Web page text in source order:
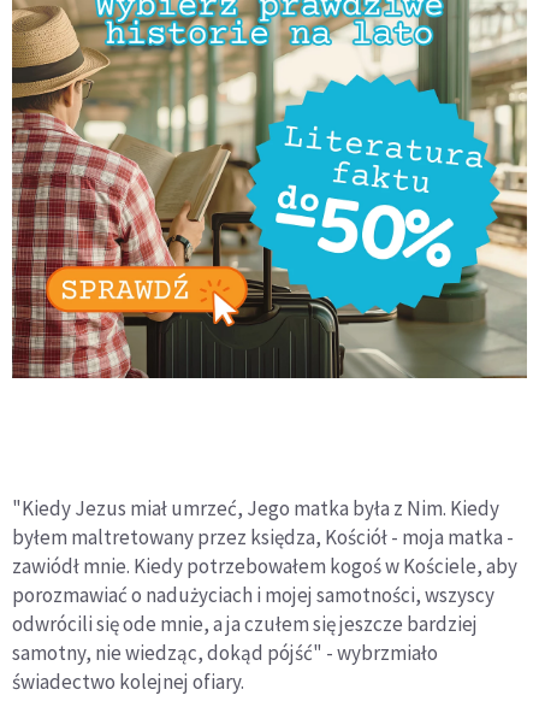
"Kiedy Jezus miał umrzeć, Jego matka była z Nim. Kiedy
byłem maltretowany przez księdza, Kościół - moja matka -
zawiódł mnie. Kiedy potrzebowałem kogoś w Kościele, aby
porozmawiać o nadużyciach i mojej samotności, wszyscy
odwrócili się ode mnie, a ja czułem się jeszcze bardziej
samotny, nie wiedząc, dokąd pójść" - wybrzmiało
świadectwo kolejnej ofiary.